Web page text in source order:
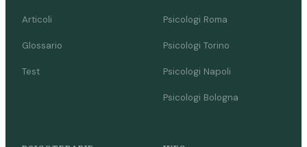
Articoli
Glossario
Test
Psicologi Roma
Psicologi Torino
Psicologi Napoli
Psicologi Bologna